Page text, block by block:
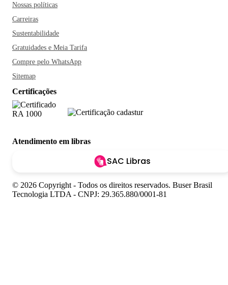
Nossas políticas
Carreiras
Sustentabilidade
Gratuidades e Meia Tarifa
Compre pelo WhatsApp
Sitemap
Certificações
Atendimento em libras
SAC Libras
© 2026 Copyright - Todos os direitos reservados. Buser Brasil
Tecnologia LTDA - CNPJ: 29.365.880/0001-81